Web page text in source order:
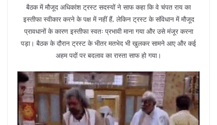
बैठक में मौजूद अधिकांश ट्रस्ट सदस्यों ने साफ कहा कि वे चंपत राय का
इस्तीफा स्वीकार करने के पक्ष में नहीं हैं, लेकिन ट्रस्ट के संविधान में मौजूद
प्रावधानों के कारण इस्तीफा स्वतः प्रभावी माना गया और उसे मंजूर करना
पड़ा। बैठक के दौरान ट्रस्ट के भीतर मतभेद भी खुलकर सामने आए और कई
अहम पदों पर बदलाव का रास्ता साफ हो गया।